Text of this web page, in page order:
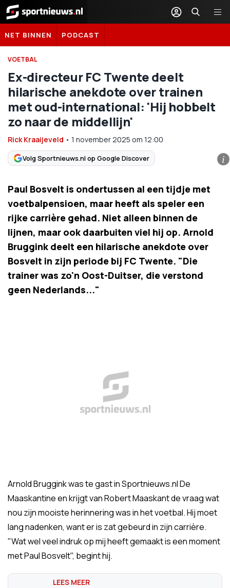
Sportnieuws.nl
NET BINNEN PODCAST
VOETBAL
Ex-directeur FC Twente deelt
hilarische anekdote over trainen
met oud-international: 'Hij hobbelt
zo naar de middellijn'
Rick Kraaijeveld • 1 november 2025 om 12:00
Volg Sportnieuws.nl op Google Discover i
Paul Bosvelt is ondertussen al een tijdje met
voetbalpensioen, maar heeft als speler een
rijke carrière gehad. Niet alleen binnen de
lijnen, maar ook daarbuiten viel hij op. Arnold
Bruggink deelt een hilarische anekdote over
Bosvelt in zijn periode bij FC Twente. "Die
trainer was zo'n Oost-Duitser, die verstond
geen Nederlands..."
Arnold Bruggink was te gast in Sportnieuws.nl De
Maaskantine en krijgt van Robert Maaskant de vraag wat
nou zijn mooiste herinnering was in het voetbal. Hij moet
lang nadenken, want er is zat gebeurd in zijn carrière.
"Wat wel veel indruk op mij heeft gemaakt is een moment
met Paul Bosvelt", begint hij.